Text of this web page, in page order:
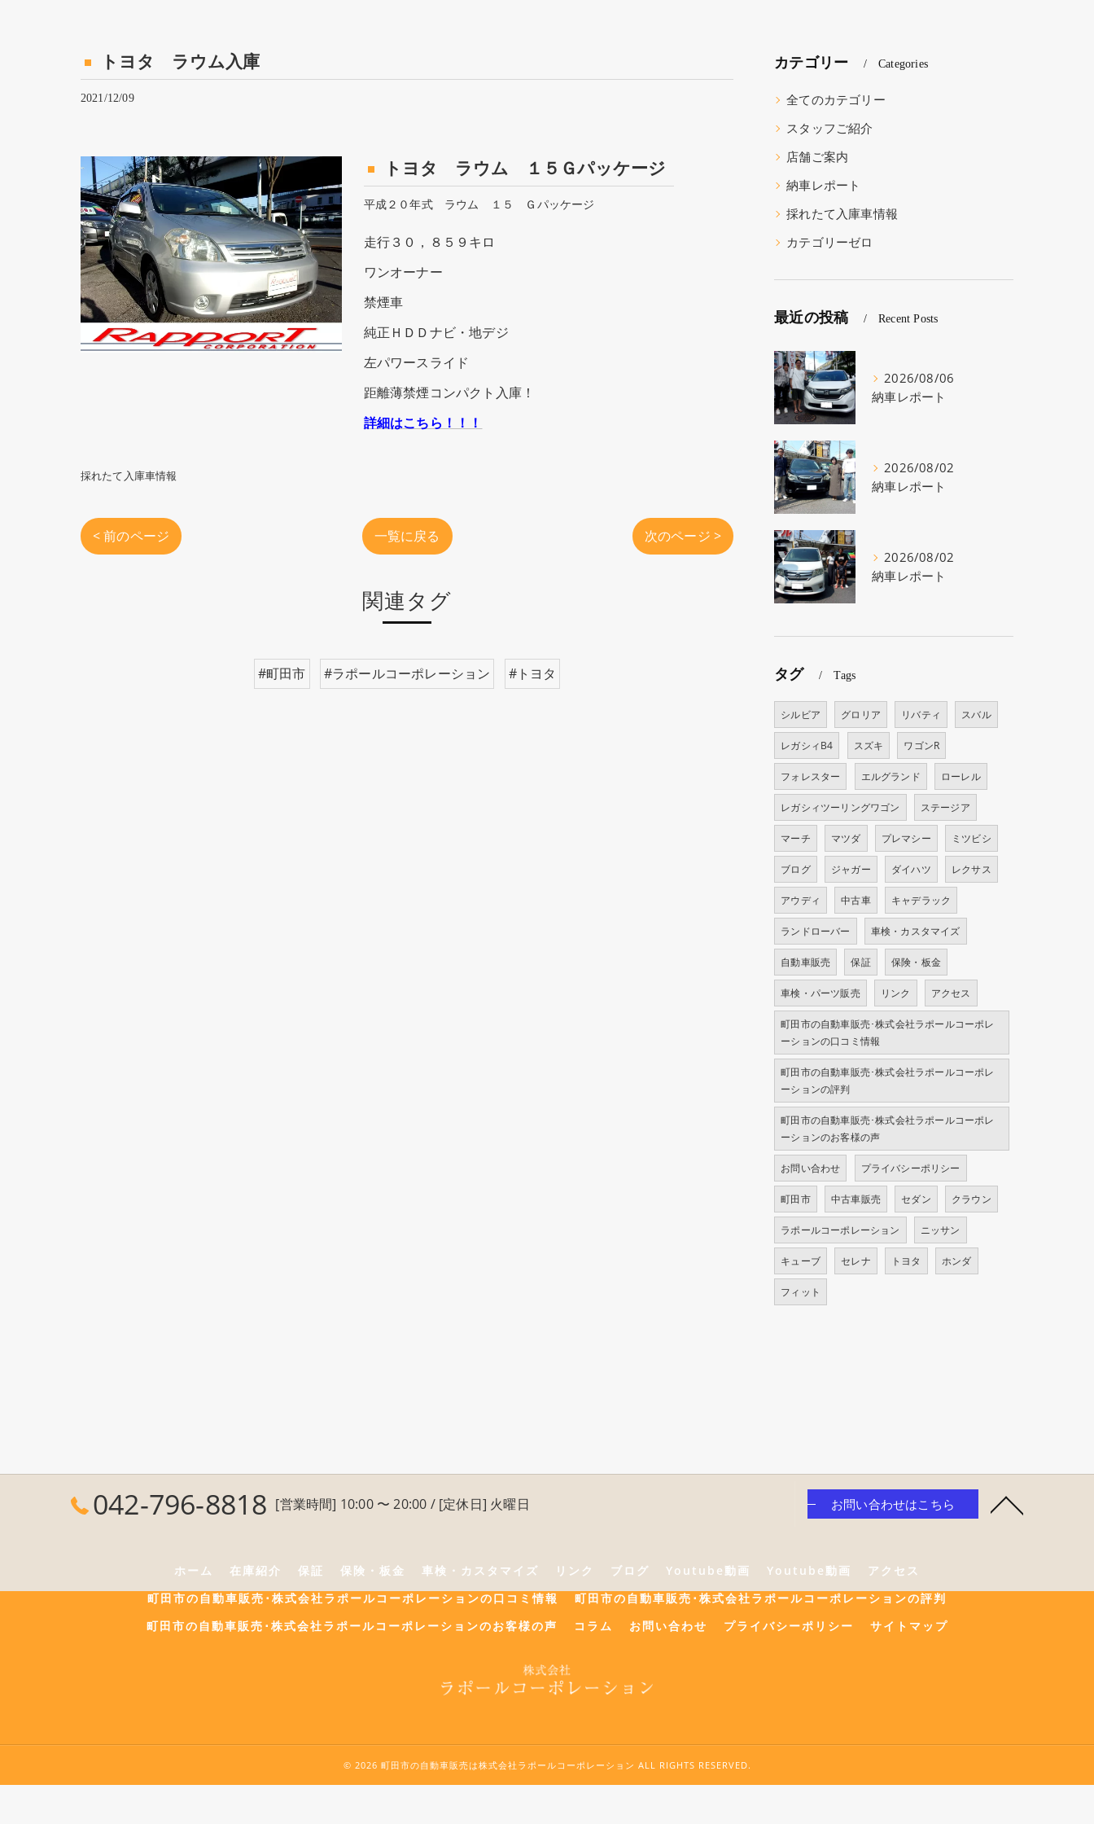
トヨタ ラウム入庫
2021/12/09
トヨタ ラウム １５Ｇパッケージ
平成２０年式 ラウム １５ Ｇパッケージ
走行３０，８５９キロ
ワンオーナー
禁煙車
純正ＨＤＤナビ・地デジ
左パワースライド
距離薄禁煙コンパクト入庫！
詳細はこちら！！！
採れたて入庫車情報
< 前のページ 一覧に戻る 次のページ >
関連タグ
#町田市 #ラポールコーポレーション #トヨタ
カテゴリー Categories
全てのカテゴリー
スタッフご紹介
店舗ご案内
納車レポート
採れたて入庫車情報
カテゴリーゼロ
最近の投稿 Recent Posts
2026/08/06
納車レポート
2026/08/02
納車レポート
2026/08/02
納車レポート
タグ Tags
シルビア グロリア リバティ スバル
レガシィB4 スズキ ワゴンR
フォレスター エルグランド ローレル
レガシィツーリングワゴン ステージア
マーチ マツダ プレマシー ミツビシ
ブログ ジャガー ダイハツ レクサス
アウディ 中古車 キャデラック
ランドローバー 車検・カスタマイズ
自動車販売 保証 保険・板金
車検・パーツ販売 リンク アクセス
町田市の自動車販売･株式会社ラポールコーポレ
ーションの口コミ情報
町田市の自動車販売･株式会社ラポールコーポレ
ーションの評判
町田市の自動車販売･株式会社ラポールコーポレ
ーションのお客様の声
お問い合わせ プライバシーポリシー
町田市 中古車販売 セダン クラウン
ラポールコーポレーション ニッサン
キューブ セレナ トヨタ ホンダ
フィット
042-796-8818 [営業時間] 10:00 〜 20:00 / [定休日] 火曜日 お問い合わせはこちら
ホーム 在庫紹介 保証 保険・板金 車検・カスタマイズ リンク ブログ Youtube動画 Youtube動画
アクセス
町田市の自動車販売･株式会社ラポールコーポレーションの口コミ情報
町田市の自動車販売･株式会社ラポールコーポレーションの評判
町田市の自動車販売･株式会社ラポールコーポレーションのお客様の声
コラム お問い合わせ プライバシーポリシー サイトマップ
© 2026 町田市の自動車販売は株式会社ラポールコーポレーション ALL RIGHTS RESERVED.